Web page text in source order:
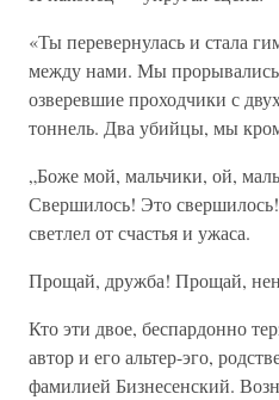
«Ты перевернулась и стала
между нами. Мы прорывались
озверевшие проходчики с
тоннель. Два убийцы, мы
„Боже мой, мальчики, ой,
Свершилось! Это
светлел от счастья и ужаса.
Прощай, дружба! Прощай,
Кто эти двое, беспардонно
автор и его альтер-эго,
фамилией Бизнесенский.